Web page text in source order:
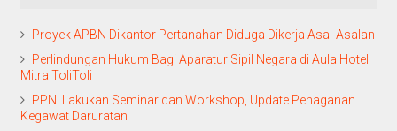
Proyek APBN Dikantor Pertanahan Diduga Dikerja Asal-Asalan
Perlindungan Hukum Bagi Aparatur Sipil Negara di Aula Hotel
Mitra ToliToli
PPNI Lakukan Seminar dan Workshop, Update Penaganan
Kegawat Daruratan